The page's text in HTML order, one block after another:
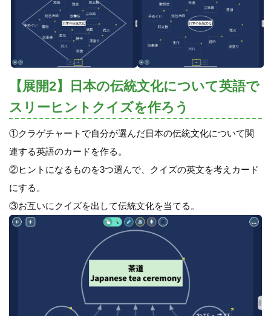
【展開2】日本の伝統文化について英語で
スリーヒントクイズを作ろう
①クラゲチャートで自分が選んだ日本の伝統文化について関
連する英語のカードを作る。
②ヒントになるものを3つ選んで、クイズの英文を考えカード
にする。
③お互いにクイズを出して伝統文化を当てる。